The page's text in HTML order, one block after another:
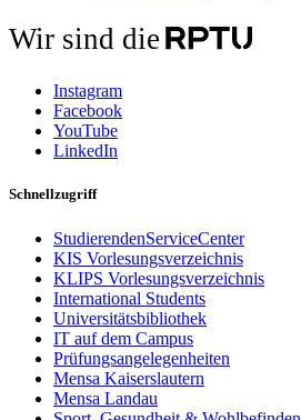
Wir sind die
Instagram
Facebook
YouTube
LinkedIn
Schnellzugriff
StudierendenServiceCenter
KIS Vorlesungsverzeichnis
KLIPS Vorlesungsverzeichnis
International Students
Universitätsbibliothek
IT auf dem Campus
Prüfungsangelegenheiten
Mensa Kaiserslautern
Mensa Landau